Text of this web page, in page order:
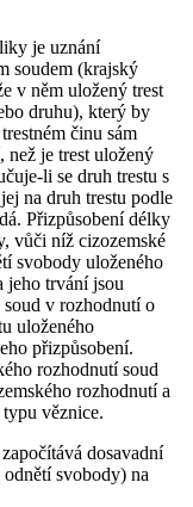
je uznání
soudem (krajský
v něm uložený trest
druhu), který by
činu sám
než je trest uložený
li se druh trestu s
na druh trestu podle
Přizpůsobení délky
vůči níž cizozemské
svobody uloženého
jeho trvání jsou
v rozhodnutí o
uloženého
přizpůsobení.
rozhodnutí soud
rozhodnutí a
věznice.
dosavadní
svobody) na